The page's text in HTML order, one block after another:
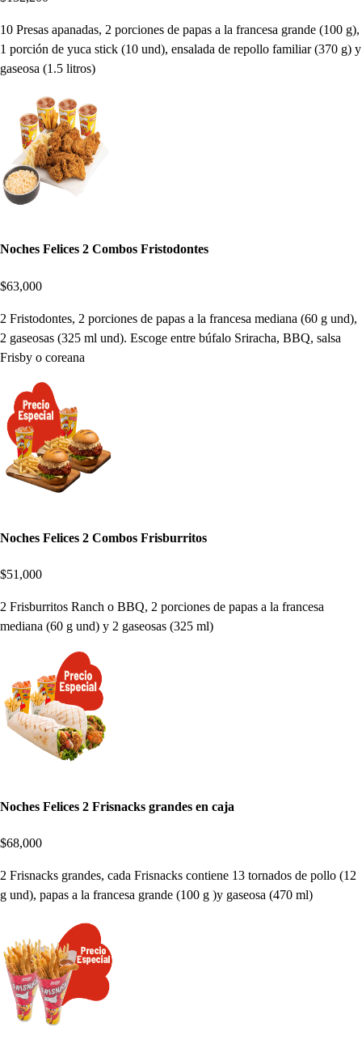
10 Presas apanadas, 2 porciones de papas a la francesa grande (100 g),
1 porción de yuca stick (10 und), ensalada de repollo familiar (370 g) y
gaseosa (1.5 litros)
Noches Felices 2 Combos Fristodontes
$63,000
2 Fristodontes, 2 porciones de papas a la francesa mediana (60 g und),
2 gaseosas (325 ml und). Escoge entre búfalo Sriracha, BBQ, salsa
Frisby o coreana
Noches Felices 2 Combos Frisburritos
$51,000
2 Frisburritos Ranch o BBQ, 2 porciones de papas a la francesa
mediana (60 g und) y 2 gaseosas (325 ml)
Noches Felices 2 Frisnacks grandes en caja
$68,000
2 Frisnacks grandes, cada Frisnacks contiene 13 tornados de pollo (12
g und), papas a la francesa grande (100 g )y gaseosa (470 ml)